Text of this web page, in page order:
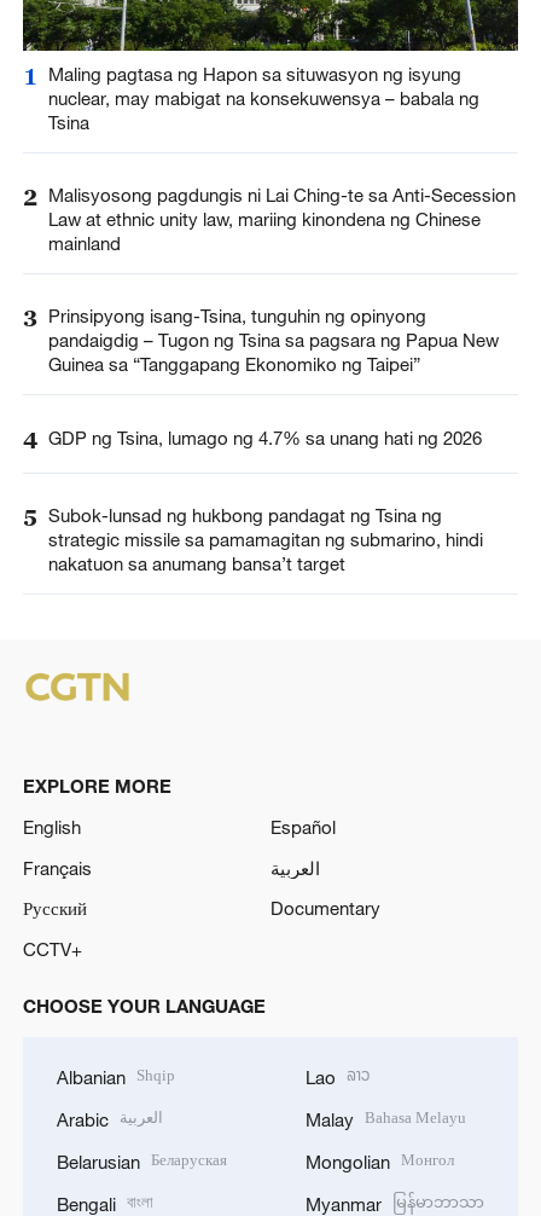
1
Maling pagtasa ng Hapon sa situwasyon ng isyung
nuclear, may mabigat na konsekuwensya – babala ng
Tsina
2 Malisyosong pagdungis ni Lai Ching-te sa Anti-Secession
Law at ethnic unity law, mariing kinondena ng Chinese
mainland
3 Prinsipyong isang-Tsina, tunguhin ng opinyong
pandaigdig – Tugon ng Tsina sa pagsara ng Papua New
Guinea sa “Tanggapang Ekonomiko ng Taipei”
4 GDP ng Tsina, lumago ng 4.7% sa unang hati ng 2026
5 Subok-lunsad ng hukbong pandagat ng Tsina ng
strategic missile sa pamamagitan ng submarino, hindi
nakatuon sa anumang bansa’t target
EXPLORE MORE
English
Español
Français
العربية
Русский
Documentary
CCTV+
CHOOSE YOUR LANGUAGE
Albanian Shqip
Arabic العربية
Belarusian Беларуская
Bengali বাংলা
Lao ລາວ
Malay Bahasa Melayu
Mongolian Монгол
Myanmar မြန်မာဘာသာ